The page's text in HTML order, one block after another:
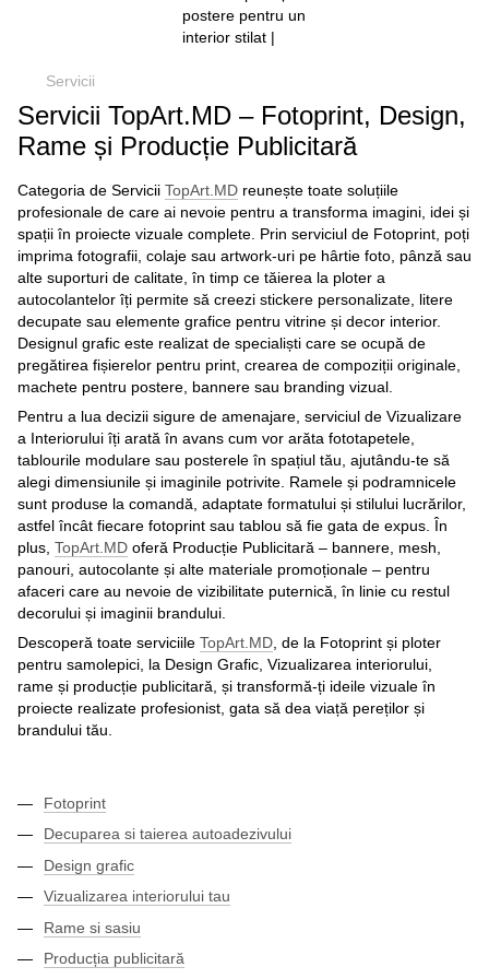
Servicii
Servicii TopArt.MD – Fotoprint, Design,
Rame și Producție Publicitară
Categoria de Servicii TopArt.MD reunește toate soluțiile
profesionale de care ai nevoie pentru a transforma imagini, idei și
spații în proiecte vizuale complete. Prin serviciul de Fotoprint, poți
imprima fotografii, colaje sau artwork-uri pe hârtie foto, pânză sau
alte suporturi de calitate, în timp ce tăierea la ploter a
autocolantelor îți permite să creezi stickere personalizate, litere
decupate sau elemente grafice pentru vitrine și decor interior.
Designul grafic este realizat de specialiști care se ocupă de
pregătirea fișierelor pentru print, crearea de compoziții originale,
machete pentru postere, bannere sau branding vizual.
Pentru a lua decizii sigure de amenajare, serviciul de Vizualizare
a Interiorului îți arată în avans cum vor arăta fototapetele,
tablourile modulare sau posterele în spațiul tău, ajutându-te să
alegi dimensiunile și imaginile potrivite. Ramele și podramnicele
sunt produse la comandă, adaptate formatului și stilului lucrărilor,
astfel încât fiecare fotoprint sau tablou să fie gata de expus. În
plus, TopArt.MD oferă Producție Publicitară – bannere, mesh,
panouri, autocolante și alte materiale promoționale – pentru
afaceri care au nevoie de vizibilitate puternică, în linie cu restul
decorului și imaginii brandului.
Descoperă toate serviciile TopArt.MD , de la Fotoprint și ploter
pentru samolepici, la Design Grafic, Vizualizarea interiorului,
rame și producție publicitară, și transformă-ți ideile vizuale în
proiecte realizate profesionist, gata să dea viață pereților și
brandului tău.
Fotoprint
Decuparea si taierea autoadezivului
Design grafic
Vizualizarea interiorului tau
Rame si sasiu
Producția publicitară